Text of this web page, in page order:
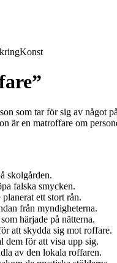
Konst
som tar för sig av något
är en matroffare om
skolgården.
falska smycken.
ett stort rån.
från myndigheterna.
härjade på nätterna.
att skydda sig mot roffare.
dem för att visa upp sig.
av den lokala roffaren.